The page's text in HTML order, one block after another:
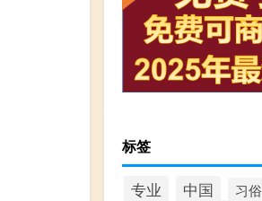
标签
专业 中国 习俗